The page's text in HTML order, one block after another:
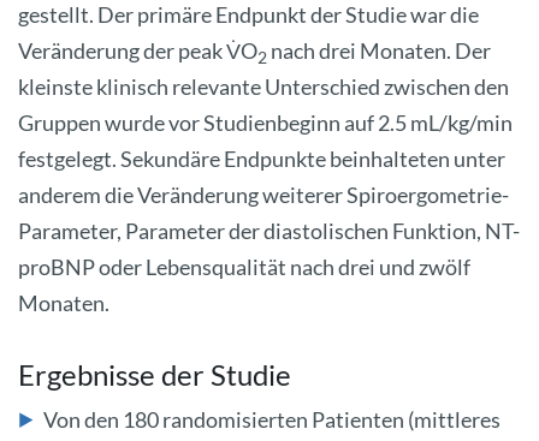
gestellt. Der primäre Endpunkt der Studie war die
Veränderung der peak V̇O2 nach drei Monaten. Der
kleinste klinisch relevante Unterschied zwischen den
Gruppen wurde vor Studienbeginn auf 2.5 mL/kg/min
festgelegt. Sekundäre Endpunkte beinhalteten unter
anderem die Veränderung weiterer Spiroergometrie-
Parameter, Parameter der diastolischen Funktion, NT-
proBNP oder Lebensqualität nach drei und zwölf
Monaten.
Ergebnisse der Studie
Von den 180 randomisierten Patienten (mittleres